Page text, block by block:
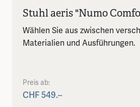
Stuhl aeris "Numo
Wählen Sie aus zwischen
Materialien und Ausführungen.
Preis ab:
CHF 549.–